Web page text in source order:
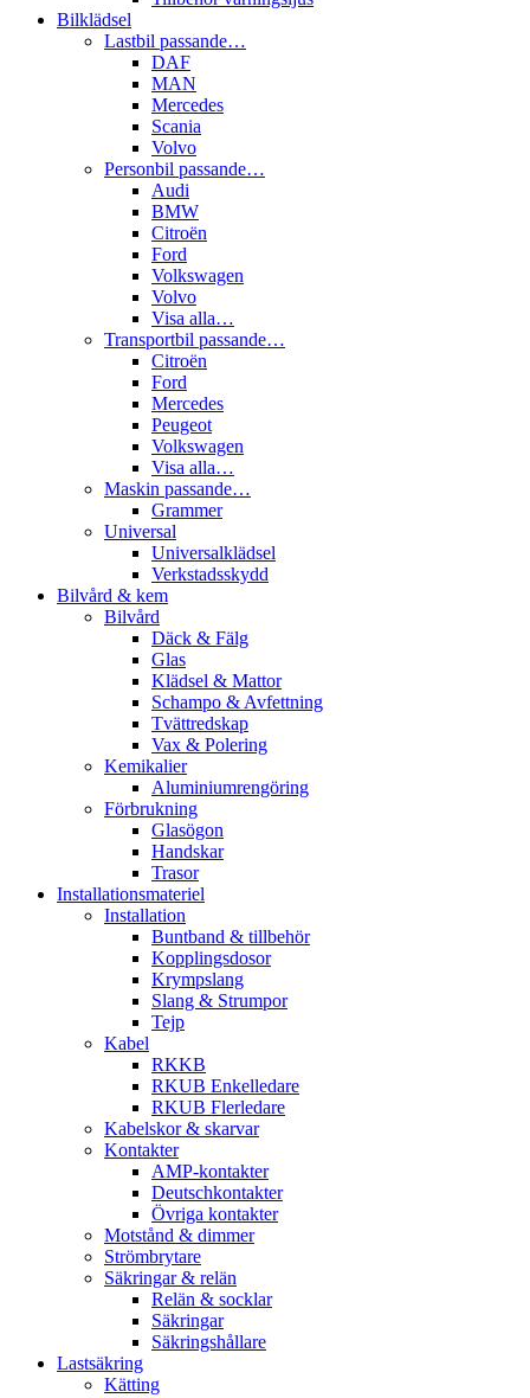
Bilklädsel
Lastbil passande…
DAF
MAN
Mercedes
Scania
Volvo
Personbil passande…
Audi
BMW
Citroën
Ford
Volkswagen
Volvo
Visa alla…
Transportbil passande…
Citroën
Ford
Mercedes
Peugeot
Volkswagen
Visa alla…
Maskin passande…
Grammer
Universal
Universalklädsel
Verkstadsskydd
Bilvård & kem
Bilvård
Däck & Fälg
Glas
Klädsel & Mattor
Schampo & Avfettning
Tvättredskap
Vax & Polering
Kemikalier
Aluminiumrengöring
Förbrukning
Glasögon
Handskar
Trasor
Installationsmateriel
Installation
Buntband & tillbehör
Kopplingsdosor
Krympslang
Slang & Strumpor
Tejp
Kabel
RKKB
RKUB Enkelledare
RKUB Flerledare
Kabelskor & skarvar
Kontakter
AMP-kontakter
Deutschkontakter
Övriga kontakter
Motstånd & dimmer
Strömbrytare
Säkringar & relän
Relän & socklar
Säkringar
Säkringshållare
Lastsäkring
Kätting